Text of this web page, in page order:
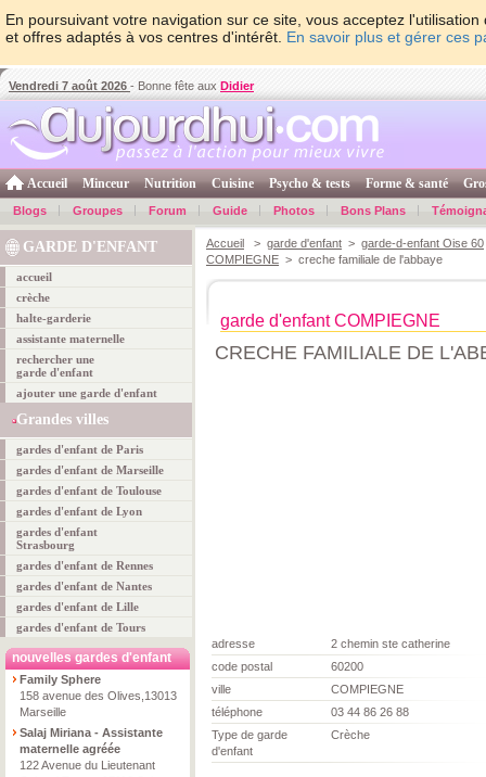
En poursuivant votre navigation sur ce site, vous acceptez
et offres adaptés à vos centres d'intérêt. En savoir plus et gérer ces
Vendredi 7 août 2026 - Bonne fête aux Didier
Accueil Minceur Nutrition Cuisine Psycho & tests Forme & santé
Blogs Groupes Forum Guide Photos Bons Plans
GARDE D'ENFANT
accueil
crèche
halte-garderie
assistante maternelle
rechercher une
garde d'enfant
ajouter une garde d'enfant
Grandes villes
gardes d'enfant de Paris
gardes d'enfant de Marseille
gardes d'enfant de Toulouse
gardes d'enfant de Lyon
gardes d'enfant
Strasbourg
gardes d'enfant de Rennes
gardes d'enfant de Nantes
gardes d'enfant de Lille
gardes d'enfant de Tours
nouvelles gardes d'enfant
Family Sphere
158 avenue des Olives,13013
Marseille
Salaj Miriana - Assistante
maternelle agréée
122 Avenue du Lieutenant
Accueil > garde d'enfant > garde-d-enfant Oise 60
COMPIEGNE > creche familiale de l'abbaye
garde d'enfant COMPIEGNE
CRECHE FAMILIALE DE
adresse
2 chemin ste catherine
code postal
60200
ville
COMPIEGNE
téléphone
03 44 86 26 88
Type de garde
d'enfant
Crèche